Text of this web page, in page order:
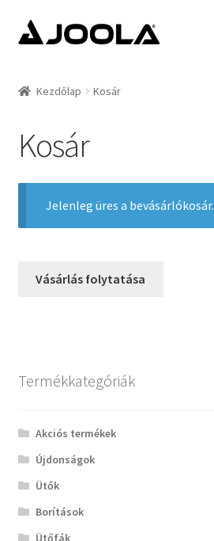
Termékek
Kapcsolat
Kezdőlap Kosár
Kosár
Jelenleg üres a bevásárlókosár.
Vásárlás folytatása
Termékkategóriák
Akciós termékek
Újdonságok
Ütők
Borítások
Ütőfák